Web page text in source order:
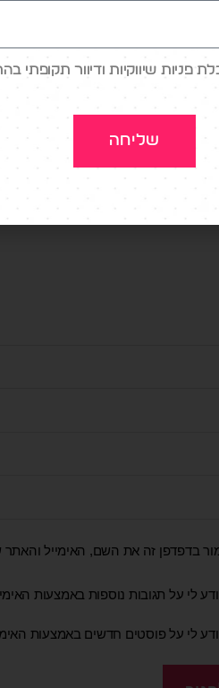
בדפדפן זה את השם, האימייל
לי על תגובות נוספות באמצעות
לי על פוסטים חדשים באמצעות
פניות שיווקיות ודיוור תקופתי
שליחה